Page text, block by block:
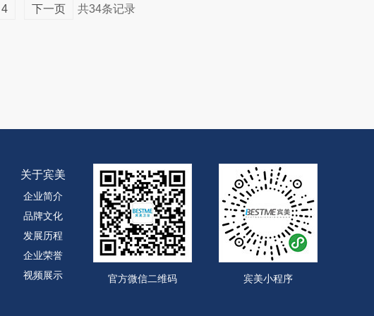
4 下一页 共34条记录
关于宾美
企业简介
品牌文化
发展历程
企业荣誉
视频展示
官方微信二维码 宾美小程序